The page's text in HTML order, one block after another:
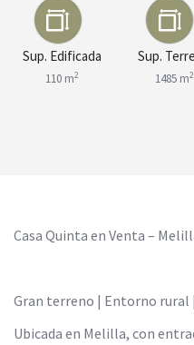
Sup. Edificada
110 m2
Sup.
1485 m2
Casa Quinta en Venta –
Gran terreno | Entorno rural
Ubicada en Melilla, con